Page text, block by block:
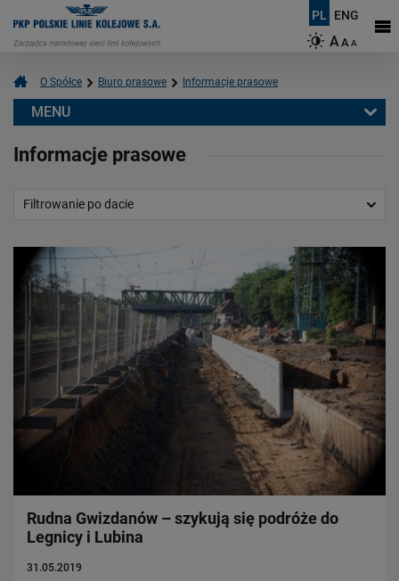
PL ENG
AAA
O Spółce Biuro prasowe Informacje prasowe
Informacje prasowe
Filtrowanie po dacie
Rudna Gwizdanów – szykują się podróże do
Legnicy i Lubina
31.05.2019
MENU
Aktualności
Multimedia
Logotypy
O PKP Polskich Liniach Kolejowych S.A.
Czym się zajmujemy?
Władze Spółki
Struktura Spółki
Zrównoważony rozwój